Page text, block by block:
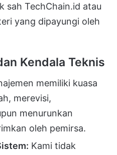
sah TechChain.id atau
yang dipayungi oleh
Kendala Teknis
memiliki kuasa
merevisi,
menurunkan
oleh pemirsa.
Kami tidak